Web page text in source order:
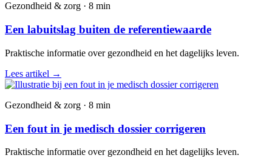
Gezondheid & zorg · 8 min
Een labuitslag buiten de referentiewaarde
Praktische informatie over gezondheid en het dagelijks leven.
Lees artikel →
Gezondheid & zorg · 8 min
Een fout in je medisch dossier corrigeren
Praktische informatie over gezondheid en het dagelijks leven.